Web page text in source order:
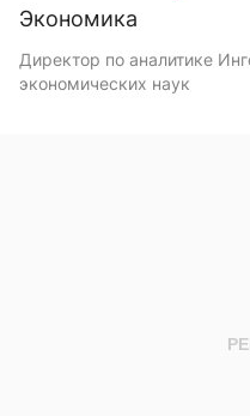
Экономика
Директор по аналитике
экономических наук